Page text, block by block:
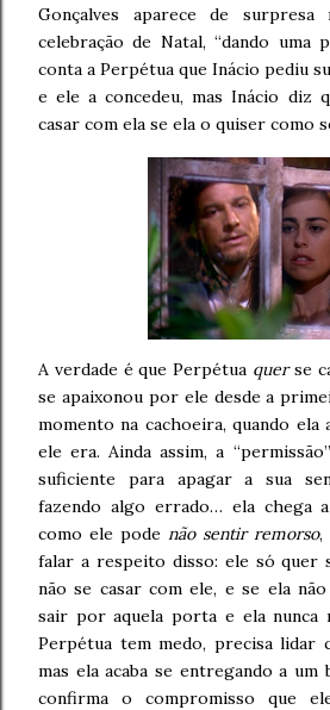
Gonçalves aparece de
celebração de Natal, “dando uma
conta a Perpétua que Inácio pediu
e ele a concedeu, mas Inácio diz
casar com ela se ela o quiser como
A verdade é que Perpétua querse
se apaixonou por ele desde a
momento na cachoeira, quando ela
ele era. Ainda assim, a
suficiente para apagar a sua
fazendo algo errado… ela chega
como ele pode não sentir remorso,
falar a respeito disso: ele só quer
não se casar com ele, e se ela
sair por aquela porta e ela nunca
Perpétua tem medo, precisa lidar
mas ela acaba se entregando a um
confirma o compromisso que